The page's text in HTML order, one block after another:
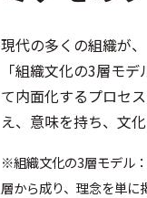
現代の多くの組織が
「組織文化の3層モ
て内面化するプロセ
え、意味を持ち、文
※組織文化の3層モデル
層から成り、理念を単に